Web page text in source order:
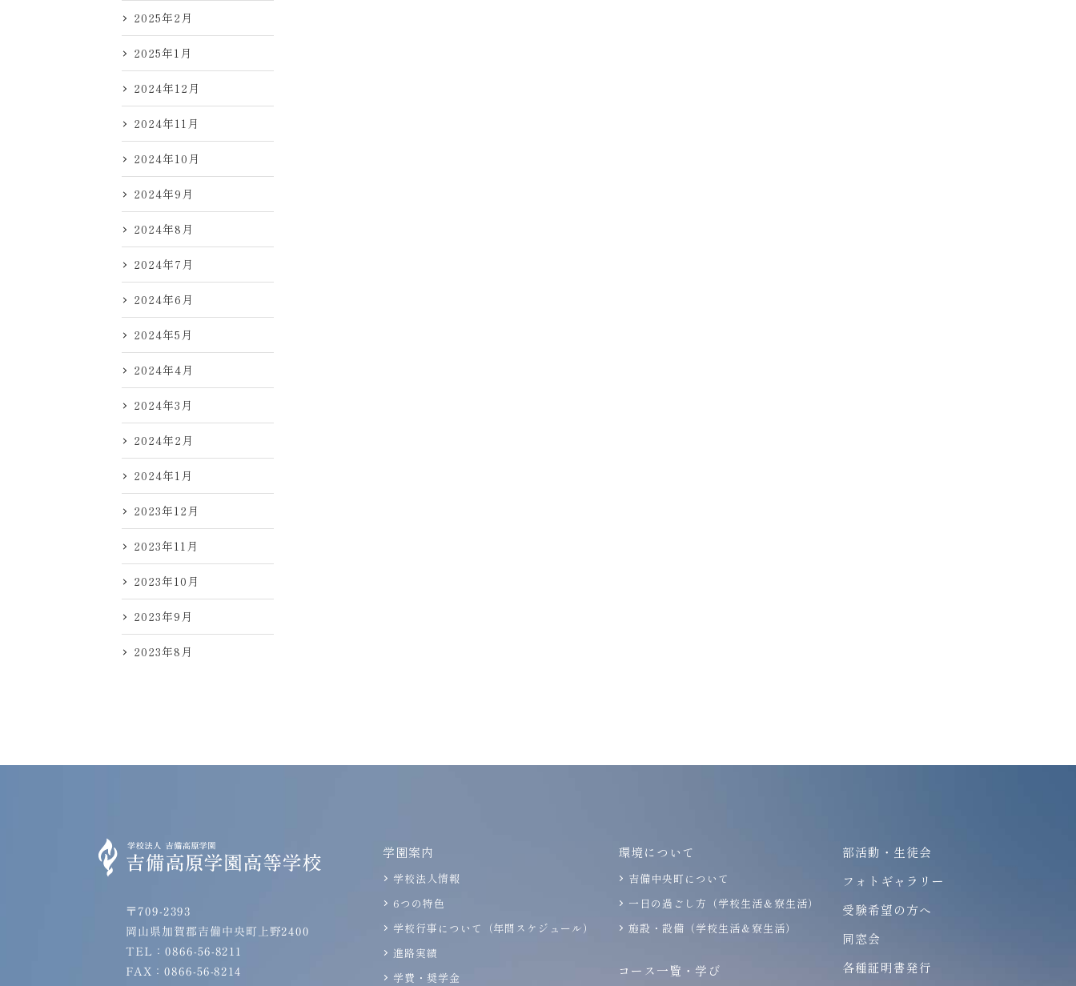
2025年2月
2025年1月
2024年12月
2024年11月
2024年10月
2024年9月
2024年8月
2024年7月
2024年6月
2024年5月
2024年4月
2024年3月
2024年2月
2024年1月
2023年12月
2023年11月
2023年10月
2023年9月
2023年8月
〒709-2393
岡山県加賀郡吉備中央町上野2400
TEL：0866-56-8211
FAX：0866-56-8214
学園案内
学校法人情報
6つの特色
学校行事について（年間スケジュール）
進路実績
学費・奨学金
環境について
吉備中央町について
一日の過ごし方（学校生活＆寮生活）
施設・設備（学校生活＆寮生活）
コース一覧・学び
部活動・生徒会
フォトギャラリー
受験希望の方へ
同窓会
各種証明書発行